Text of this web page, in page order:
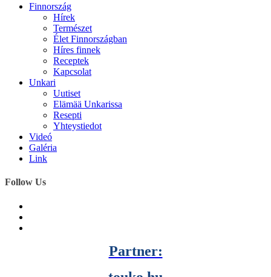
Finnország
Hírek
Természet
Élet Finnországban
Híres finnek
Receptek
Kapcsolat
Unkari
Uutiset
Elämää Unkarissa
Resepti
Yhteystiedot
Videó
Galéria
Link
Follow Us
Partner: